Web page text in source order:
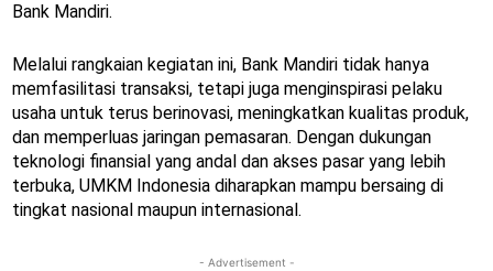
Bank Mandiri.
Melalui rangkaian kegiatan ini, Bank Mandiri tidak hanya
memfasilitasi transaksi, tetapi juga menginspirasi pelaku
usaha untuk terus berinovasi, meningkatkan kualitas produk,
dan memperluas jaringan pemasaran. Dengan dukungan
teknologi finansial yang andal dan akses pasar yang lebih
terbuka, UMKM Indonesia diharapkan mampu bersaing di
tingkat nasional maupun internasional.
- Advertisement -